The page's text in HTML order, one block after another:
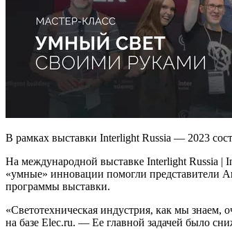
В рамках выставки Interlight Russia — 2023
На международной выставке Interlight Russia |
«умные» инновации помогли представители
программы выставки.
«Светотехническая индустрия, как мы
на базе Elec.ru. — Ее главной задачей было